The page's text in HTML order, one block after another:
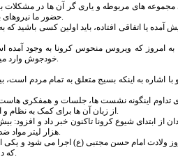
های مربوطه و یاری گر آن ها در مشکلات
حضور ما نیروهای بسیجی پیدا کردید برای جامعه مداحی نوکری و به آن افتخار می کنیم.
آمده یا اتفاقی افتاده، باید اولین کسی
امروز که ویروس منحوس کرونا به وجود آمده
خودجوش وارد میدان شدند و این امر نشان دهنده انجام بخشی از رسالت بسیج است.
به اینکه بسیج متعلق به تمام مردم است،
اینگونه نشست ها، جلسات و همفکری
از زبان آن ها برای کمک به نظام و انقلاب دلیل موفقیت امروز سازمان بسیج مداحان استان البرز است.
هزار لیتر مواد ضدعفونی کننده نیز توسط هیأت ها و مداحان در کشور تهیه و توزیع شد.
ولادت امام حسن مجتبی (ع) اجرا می شود و
که دو هزار بسته معیشتی را تهیه کرده و میان نیازمندان توزیع خواهد کرد.